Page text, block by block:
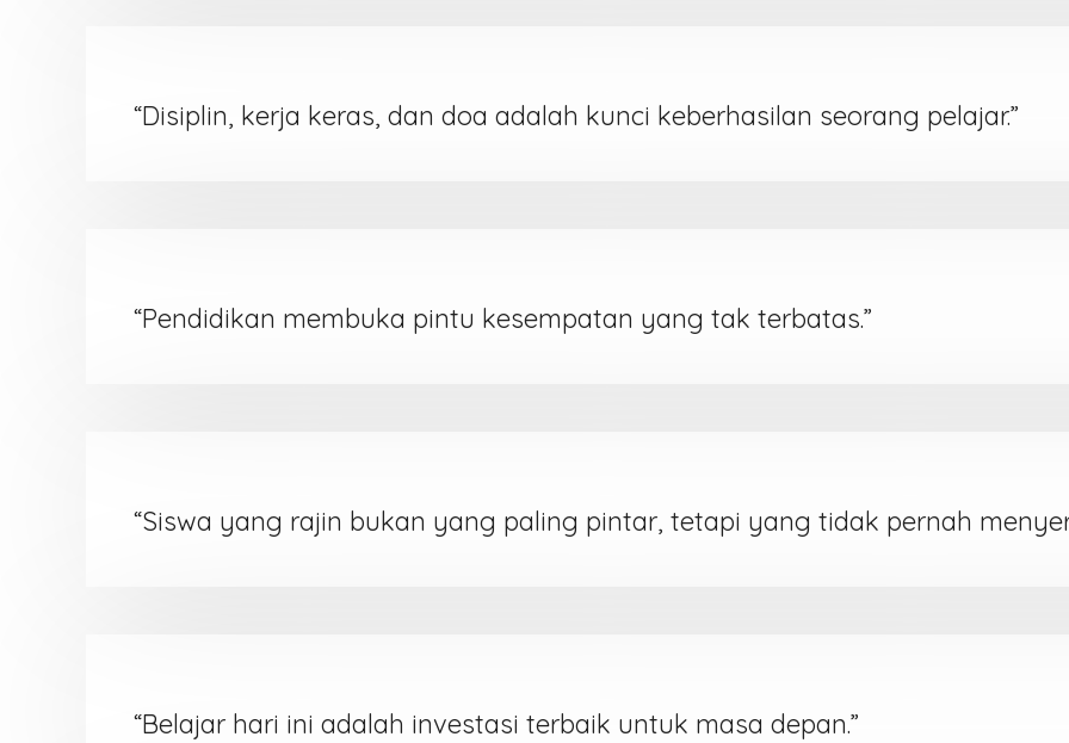
“Disiplin, kerja keras, dan doa adalah kunci keberhasilan seorang pelajar.”
“Pendidikan membuka pintu kesempatan yang tak terbatas.”
“Siswa yang rajin bukan yang paling pintar, tetapi yang tidak pernah
“Belajar hari ini adalah investasi terbaik untuk masa depan.”